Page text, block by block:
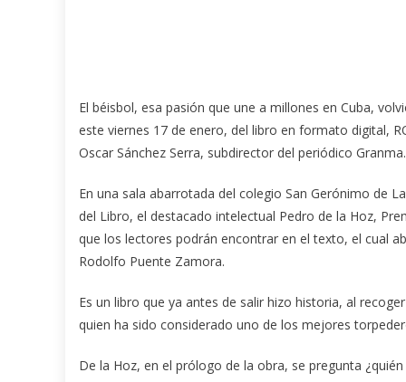
El béisbol, esa pasión que une a millones en Cuba,
este viernes 17 de enero, del libro en formato digital,
Oscar Sánchez Serra, subdirector del periódico Granma.
En una sala abarrotada del colegio San Gerónimo de
del Libro, el destacado intelectual Pedro de la Hoz,
que los lectores podrán encontrar en el texto, el cual
Rodolfo Puente Zamora.
Es un libro que ya antes de salir hizo historia, al
quien ha sido considerado uno de los mejores
De la Hoz, en el prólogo de la obra, se pregunta